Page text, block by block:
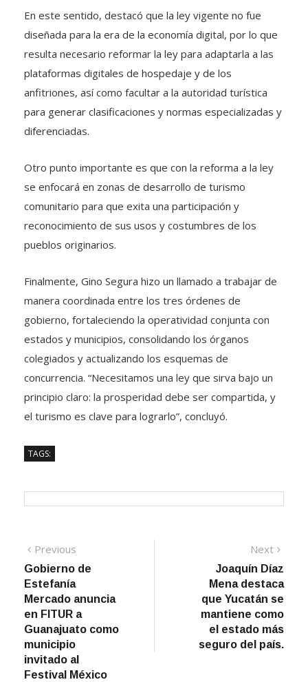
En este sentido, destacó que la ley vigente no fue
diseñada para la era de la economía digital, por lo que
resulta necesario reformar la ley para adaptarla a las
plataformas digitales de hospedaje y de los
anfitriones, así como facultar a la autoridad turística
para generar clasificaciones y normas especializadas y
diferenciadas.
Otro punto importante es que con la reforma a la ley
se enfocará en zonas de desarrollo de turismo
comunitario para que exita una participación y
reconocimiento de sus usos y costumbres de los
pueblos originarios.
Finalmente, Gino Segura hizo un llamado a trabajar de
manera coordinada entre los tres órdenes de
gobierno, fortaleciendo la operatividad conjunta con
estados y municipios, consolidando los órganos
colegiados y actualizando los esquemas de
concurrencia. “Necesitamos una ley que sirva bajo un
principio claro: la prosperidad debe ser compartida, y
el turismo es clave para lograrlo”, concluyó.
TAGS:
Navegación
de
entradas
Previous
post:
Gobierno de
Estefanía
Mercado anuncia
en FITUR a
Guanajuato como
municipio
invitado al
Festival México
Next
Joaquín Díaz
Mena destaca
que Yucatán se
mantiene como
el estado más
seguro del país.